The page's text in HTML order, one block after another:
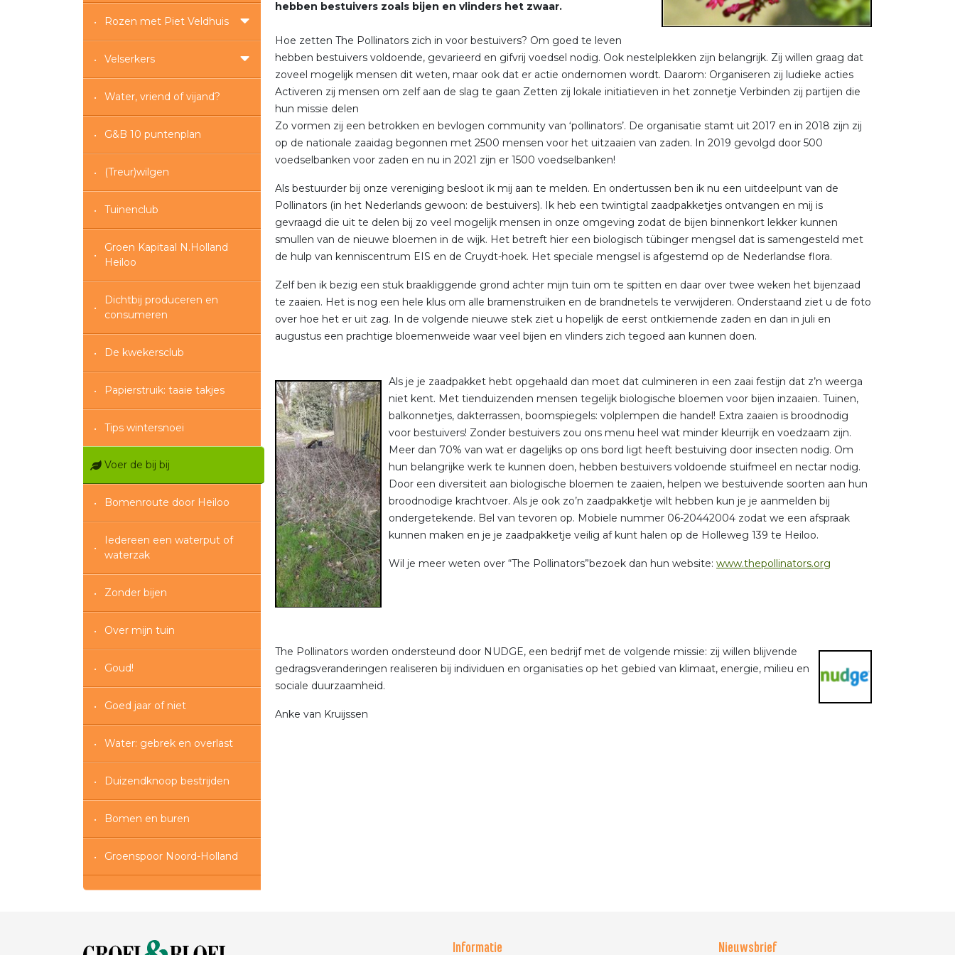
Rozen met Piet Veldhuis
Velserkers
Water, vriend of vijand?
G&B 10 puntenplan
(Treur)wilgen
Tuinenclub
Groen Kapitaal N.Holland
Heiloo
Dichtbij produceren en
consumeren
De kwekersclub
Papierstruik: taaie takjes
Tips wintersnoei
Voer de bij bij
Bomenroute door Heiloo
Iedereen een waterput of
waterzak
Zonder bijen
Over mijn tuin
Goud!
Goed jaar of niet
Water: gebrek en overlast
Duizendknoop bestrijden
Bomen en buren
Groenspoor Noord-Holland
hebben bestuivers zoals bijen en vlinders het zwaar.
Hoe zetten The Pollinators zich in voor bestuivers? Om goed te leven
hebben bestuivers voldoende, gevarieerd en gifvrij voedsel nodig. Ook nestelplekken zijn belangrijk. Zij willen graag dat
zoveel mogelijk mensen dit weten, maar ook dat er actie ondernomen wordt. Daarom: Organiseren zij ludieke acties
Activeren zij mensen om zelf aan de slag te gaan Zetten zij lokale initiatieven in het zonnetje Verbinden zij partijen die
hun missie delen
Zo vormen zij een betrokken en bevlogen community van ‘pollinators’. De organisatie stamt uit 2017 en in 2018 zijn zij
op de nationale zaaidag begonnen met 2500 mensen voor het uitzaaien van zaden. In 2019 gevolgd door 500
voedselbanken voor zaden en nu in 2021 zijn er 1500 voedselbanken!
Als bestuurder bij onze vereniging besloot ik mij aan te melden. En ondertussen ben ik nu een uitdeelpunt van de
Pollinators (in het Nederlands gewoon: de bestuivers). Ik heb een twintigtal zaadpakketjes ontvangen en mij is
gevraagd die uit te delen bij zo veel mogelijk mensen in onze omgeving zodat de bijen binnenkort lekker kunnen
smullen van de nieuwe bloemen in de wijk. Het betreft hier een biologisch tübinger mengsel dat is samengesteld met
de hulp van kenniscentrum EIS en de Cruydt-hoek. Het speciale mengsel is afgestemd op de Nederlandse flora.
Zelf ben ik bezig een stuk braakliggende grond achter mijn tuin om te spitten en daar over twee weken het bijenzaad
te zaaien. Het is nog een hele klus om alle bramenstruiken en de brandnetels te verwijderen. Onderstaand ziet u de foto
over hoe het er uit zag. In de volgende nieuwe stek ziet u hopelijk de eerst ontkiemende zaden en dan in juli en
augustus een prachtige bloemenweide waar veel bijen en vlinders zich tegoed aan kunnen doen.
Als je je zaadpakket hebt opgehaald dan moet dat culmineren in een zaai festijn dat z’n weerga
niet kent. Met tienduizenden mensen tegelijk biologische bloemen voor bijen inzaaien. Tuinen,
balkonnetjes, dakterrassen, boomspiegels: volplempen die handel! Extra zaaien is broodnodig
voor bestuivers! Zonder bestuivers zou ons menu heel wat minder kleurrijk en voedzaam zijn.
Meer dan 70% van wat er dagelijks op ons bord ligt heeft bestuiving door insecten nodig. Om
hun belangrijke werk te kunnen doen, hebben bestuivers voldoende stuifmeel en nectar nodig.
Door een diversiteit aan biologische bloemen te zaaien, helpen we bestuivende soorten aan hun
broodnodige krachtvoer. Als je ook zo’n zaadpakketje wilt hebben kun je je aanmelden bij
ondergetekende. Bel van tevoren op. Mobiele nummer 06-20442004 zodat we een afspraak
kunnen maken en je je zaadpakketje veilig af kunt halen op de Holleweg 139 te Heiloo.
Wil je meer weten over “The Pollinators”bezoek dan hun website: www.thepollinators.org
The Pollinators worden ondersteund door NUDGE, een bedrijf met de volgende missie: zij willen blijvende
gedragsveranderingen realiseren bij individuen en organisaties op het gebied van klimaat, energie, milieu en
sociale duurzaamheid.
Anke van Kruijssen
Informatie Nieuwsbrief